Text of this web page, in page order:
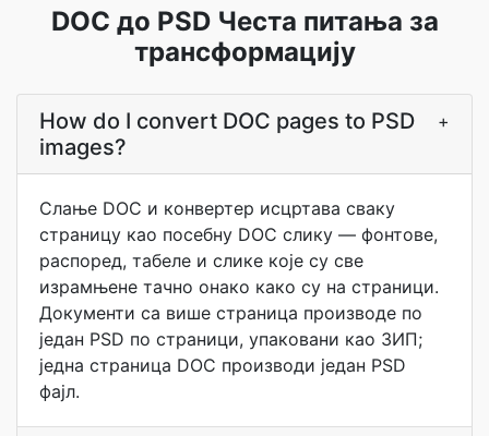
DOC до PSD Честа питања за
трансформацију
How do I convert DOC pages to PSD
images?
+
Слање DOC и конвертер исцртава сваку
страницу као посебну DOC слику — фонтове,
распоред, табеле и слике које су све
израмњене тачно онако како су на страници.
Документи са више страница производе по
један PSD по страници, упаковани као ЗИП;
једна страница DOC производи један PSD
фајл.